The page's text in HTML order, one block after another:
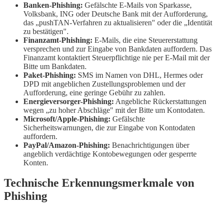
Banken-Phishing: Gefälschte E-Mails von Sparkasse,
Volksbank, ING oder Deutsche Bank mit der Aufforderung,
das „pushTAN-Verfahren zu aktualisieren" oder die „Identität
zu bestätigen".
Finanzamt-Phishing: E-Mails, die eine Steuererstattung
versprechen und zur Eingabe von Bankdaten auffordern. Das
Finanzamt kontaktiert Steuerpflichtige nie per E-Mail mit der
Bitte um Bankdaten.
Paket-Phishing: SMS im Namen von DHL, Hermes oder
DPD mit angeblichen Zustellungsproblemen und der
Aufforderung, eine geringe Gebühr zu zahlen.
Energieversorger-Phishing: Angebliche Rückerstattungen
wegen „zu hoher Abschläge" mit der Bitte um Kontodaten.
Microsoft/Apple-Phishing: Gefälschte
Sicherheitswarnungen, die zur Eingabe von Kontodaten
auffordern.
PayPal/Amazon-Phishing: Benachrichtigungen über
angeblich verdächtige Kontobewegungen oder gesperrte
Konten.
Technische Erkennungsmerkmale von
Phishing